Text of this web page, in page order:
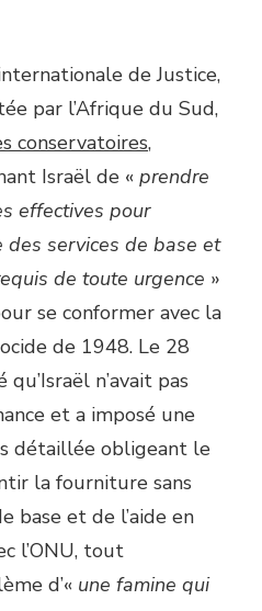
de Justice,
par l’Afrique du Sud,
conservatoires,
Israël de « prendre
effectives pour
services de base et
de toute urgence »
se conformer avec la
de 1948. Le 28
n’avait pas
et a imposé une
détaillée obligeant le
la fourniture sans
base et de l’aide en
l’ONU, tout
d’« une famine qui